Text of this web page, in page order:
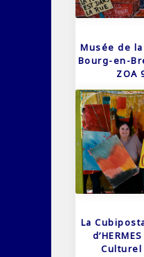
Musée de
Bourg-en-
ZOA
La
Culturel